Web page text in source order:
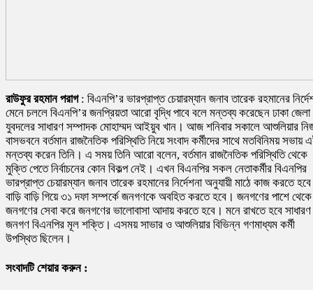
রাউফুর রহমান পরাগ : বিএনপি’র ভারপ্রাপ্ত চেয়ারম্যান জনাব তারেক রহমানের
মেনে চললে বিএনপি’র জনপ্রিয়তা আরো বৃদ্ধি পাবে বলে মন্তব্য করেছেন ঢাকা জেলা
যুবদলের সাধারণ সম্পাদক মোহাম্মদ আইয়ুব খান। আজ শনিবার সকালে আশুলিয়ার
বাসভবনে বর্তমান রাজনৈতিক পরিস্থিতি নিয়ে সংবাদ কর্মীদের সাথে মতবিনিময় সভায়
মন্তব্য করেন তিনি। এ সময় তিনি আরো বলেন, বর্তমান রাজনৈতিক পরিস্থিতি থেকে
মুক্তি পেতে নির্বাচনের কোন বিকল্প নেই। এখন বিএনপির সকল নেতাকর্মীর বিএনপির
ভারপ্রাপ্ত চেয়ারম্যান জনাব তারেক রহমানের নির্দেশনা অনুযায়ী মাঠে কাজ করতে
বাড়ি বাড়ি গিয়ে ৩১ দফা সম্পর্কে জনগণকে অবহিত করতে হবে। জনগণের পাশে থেকে
জনগণের সেবা করে জনগণের ভালোবাসা আদায় করতে হবে। মনে রাখতে হবে সাধারণ
জনগণ বিএনপির মূল শক্তি। এসময় সাভার ও আশুলিয়ার বিভিন্ন গণমাধ্যম কর্মী
উপস্থিত ছিলেন।
সংবাদটি শেয়ার করুন :